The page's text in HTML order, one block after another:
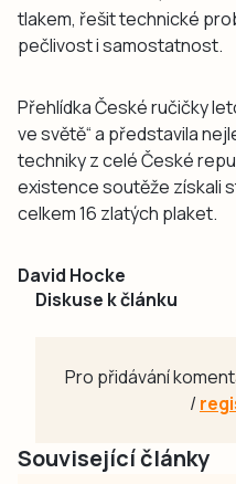
tlakem, řešit technické
pečlivost i samostatnost.
Přehlídka České ručičky
ve světě“ a představila
techniky z celé České
existence soutěže získali
celkem 16 zlatých plaket.
David Hocke
Diskuse k článku
Pro přidávání
/
Související články